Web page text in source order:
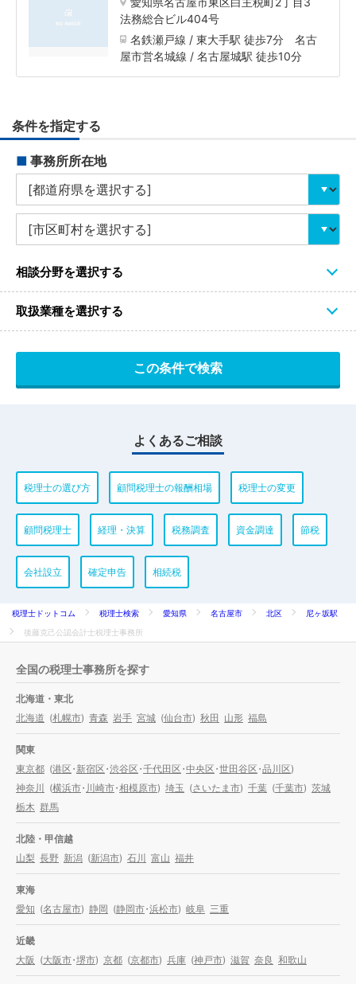
法務総合ビル404号
名鉄瀬戸線 / 東大手駅 徒歩7分 名古
屋市営名城線 / 名古屋城駅 徒歩10分
条件を指定する
■ 事務所所在地
相談分野を選択する
取扱業種を選択する
よくあるご相談
税理士の選び方 顧問税理士の報酬相場 税理士の変更
顧問税理士 経理・決算 税務調査 資金調達 節税
会社設立 確定申告 相続税
税理士ドットコム 税理士検索 愛知県 名古屋市 北区
尼ヶ坂駅
後藤克己公認会計士税理士事務所
全国の税理士事務所を探す
北海道・東北
北海道 (札幌市) 青森 岩手 宮城 (仙台市) 秋田 山形 福島
関東
東京都 (港区・新宿区・渋谷区・千代田区・中央区・世田谷区・品川区)
神奈川 (横浜市・川崎市・相模原市) 埼玉 (さいたま市) 千葉 (千葉市) 茨城
栃木 群馬
北陸・甲信越
山梨 長野 新潟 (新潟市) 石川 富山 福井
東海
愛知 (名古屋市) 静岡 (静岡市・浜松市) 岐阜 三重
近畿
大阪 (大阪市・堺市) 京都 (京都市) 兵庫 (神戸市) 滋賀 奈良 和歌山